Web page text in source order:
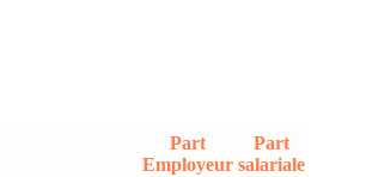
Part
Employeur
Part
salariale